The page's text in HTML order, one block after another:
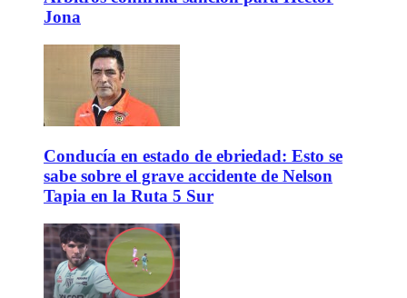
Jona
Conducía en estado de ebriedad: Esto se
sabe sobre el grave accidente de Nelson
Tapia en la Ruta 5 Sur